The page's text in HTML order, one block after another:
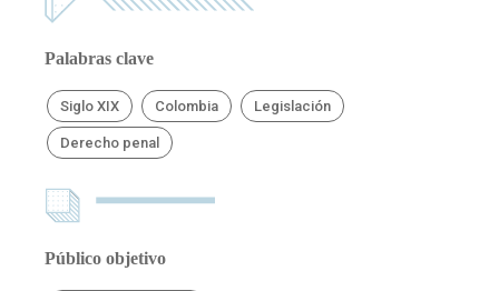
Palabras clave
Siglo XIX Colombia Legislación
Derecho penal
Público objetivo